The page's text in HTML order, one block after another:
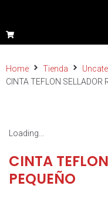
Home Tienda
CINTA TEFLON SELLADOR
Loading...
CINTA
PEQUEÑO